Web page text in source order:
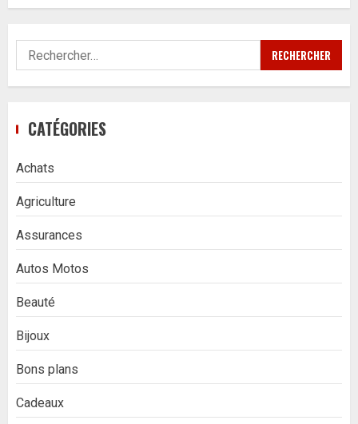
Rechercher :
CATÉGORIES
Achats
Agriculture
Assurances
Autos Motos
Beauté
Bijoux
Bons plans
Cadeaux